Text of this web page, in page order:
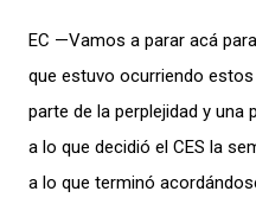
EC —Vamos a parar acá
que estuvo ocurriendo
parte de la perplejidad y una
a lo que decidió el CES la
a lo que terminó